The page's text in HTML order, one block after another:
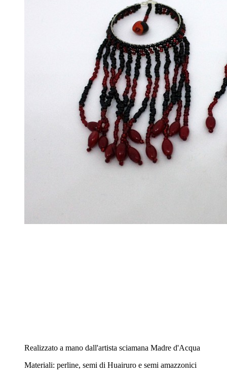
Realizzato a mano dall'artista sciamana Madre d'Acqua
Materiali: perline, semi di Huairuro e semi amazzonici